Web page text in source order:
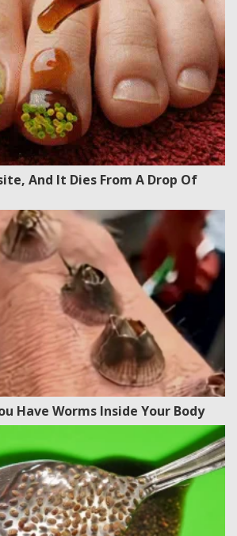
And It Dies From A Drop Of
Have Worms Inside Your Body